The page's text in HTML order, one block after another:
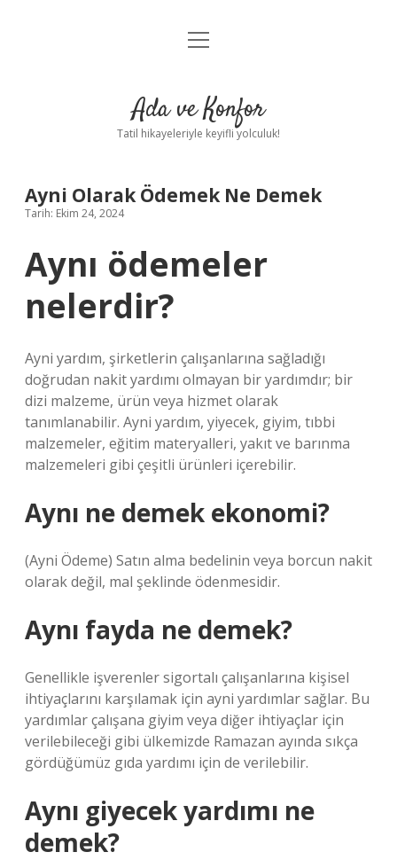
Anasayfa
Yasal Uyarı
menüyü
Ada ve Konfor
Tatil hikayeleriyle keyifli yolculuk!
Ayni Olarak Ödemek Ne Demek
Tarih: Ekim 24, 2024
Aynı ödemeler
nelerdir?
Ayni yardım, şirketlerin çalışanlarına sağladığı
doğrudan nakit yardımı olmayan bir yardımdır; bir
dizi malzeme, ürün veya hizmet olarak
tanımlanabilir. Ayni yardım, yiyecek, giyim, tıbbi
malzemeler, eğitim materyalleri, yakıt ve barınma
malzemeleri gibi çeşitli ürünleri içerebilir.
Aynı ne demek ekonomi?
(Ayni Ödeme) Satın alma bedelinin veya borcun nakit
olarak değil, mal şeklinde ödenmesidir.
Aynı fayda ne demek?
Genellikle işverenler sigortalı çalışanlarına kişisel
ihtiyaçlarını karşılamak için ayni yardımlar sağlar. Bu
yardımlar çalışana giyim veya diğer ihtiyaçlar için
verilebileceği gibi ülkemizde Ramazan ayında sıkça
gördüğümüz gıda yardımı için de verilebilir.
Aynı giyecek yardımı ne
demek?